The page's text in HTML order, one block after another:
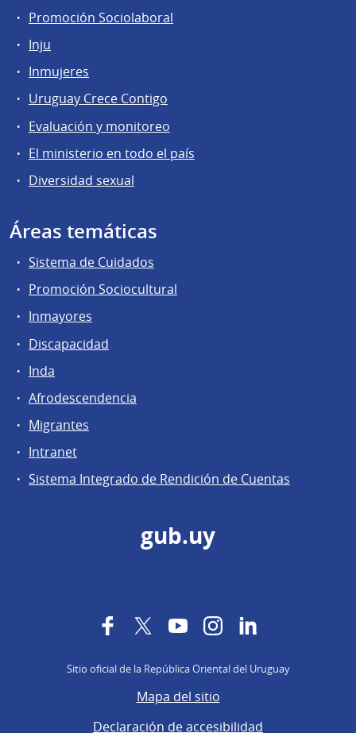
Promoción Sociolaboral
Inju
Inmujeres
Uruguay Crece Contigo
Evaluación y monitoreo
El ministerio en todo el país
Diversidad sexual
Áreas temáticas
Sistema de Cuidados
Promoción Sociocultural
Inmayores
Discapacidad
Inda
Afrodescendencia
Migrantes
Intranet
Sistema Integrado de Rendición de Cuentas
gub.uy
FacebookTwitterYouTubeInstagram
Sitio oficial de la República Oriental del Uruguay
Mapa del sitio
Declaración de accesibilidad